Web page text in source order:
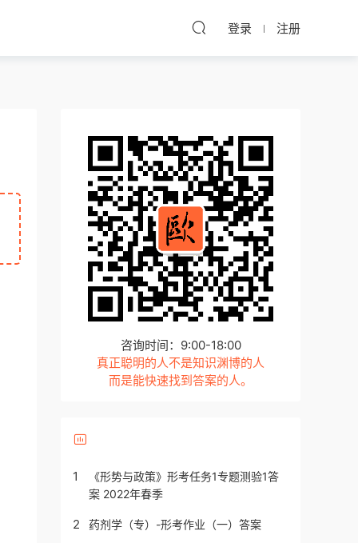
登录 注册
咨询时间：9:00-18:00
真正聪明的人不是知识渊博的人
而是能快速找到答案的人。
1
《形势与政策》形考任务1专题测验1答
案 2022年春季
2 药剂学（专）-形考作业（一）答案